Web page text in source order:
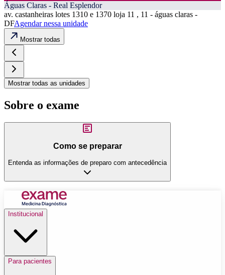
Águas Claras - Real Esplendor
av. castanheiras lotes 1310 e 1370 loja 11 , 11 - águas claras -
DFAgendar nessa unidade
Mostrar todas
Mostrar todas as unidades
Sobre o exame
Como se preparar
Entenda as informações de preparo com antecedência
Institucional
Para pacientes